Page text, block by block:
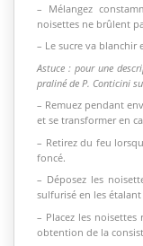
– Mélangez
noisettes ne brûlent
– Le sucre va blanchir
Astuce : pour une
praliné de P. Conticini
– Remuez pendant
et se transformer en
– Retirez du feu
foncé.
– Déposez les
sulfurisé en les
– Placez les
obtention de la